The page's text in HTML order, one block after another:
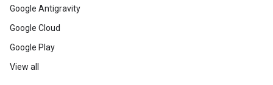
Google Antigravity
Google Cloud
Google Play
View all